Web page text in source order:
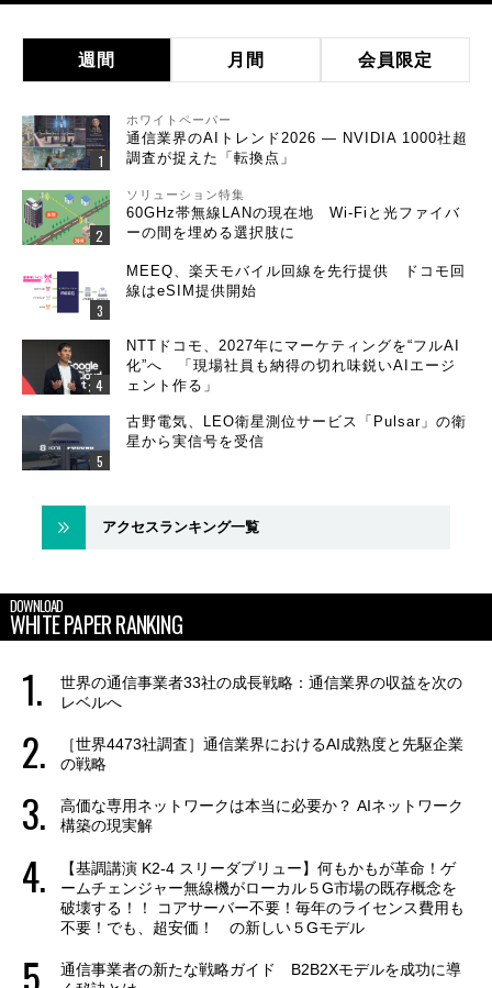
週間 月間 会員限定
ホワイトペーパー
通信業界のAIトレンド2026 ― NVIDIA 1000社超
調査が捉えた「転換点」
ソリューション特集
60GHz帯無線LANの現在地 Wi-Fiと光ファイバ
ーの間を埋める選択肢に
MEEQ、楽天モバイル回線を先行提供 ドコモ回
線はeSIM提供開始
NTTドコモ、2027年にマーケティングを“フルAI
化”へ 「現場社員も納得の切れ味鋭いAIエージ
ェント作る」
古野電気、LEO衛星測位サービス「Pulsar」の衛
星から実信号を受信
アクセスランキング一覧
DOWNLOAD
WHITE PAPER RANKING
世界の通信事業者33社の成長戦略：通信業界の収益を次の
レベルへ
［世界4473社調査］通信業界におけるAI成熟度と先駆企業
の戦略
高価な専用ネットワークは本当に必要か？ AIネットワーク
構築の現実解
【基調講演 K2-4 スリーダブリュー】何もかもが革命！ゲ
ームチェンジャー無線機がローカル５G市場の既存概念を
破壊する！！ コアサーバー不要！毎年のライセンス費用も
不要！でも、超安価！ の新しい５Gモデル
通信事業者の新たな戦略ガイド B2B2Xモデルを成功に導